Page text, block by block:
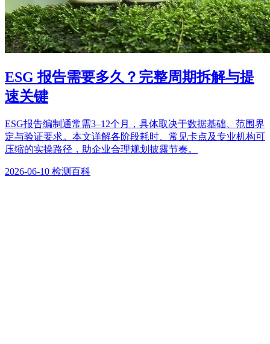
ESG 报告需要多久？完整周期拆解与提
速关键
ESG报告编制通常需3–12个月，具体取决于数据基础、范围界
定与验证要求。本文详解各阶段耗时、常见卡点及专业机构可
压缩的实操路径，助企业合理规划披露节奏。
2026-06-10 检测百科